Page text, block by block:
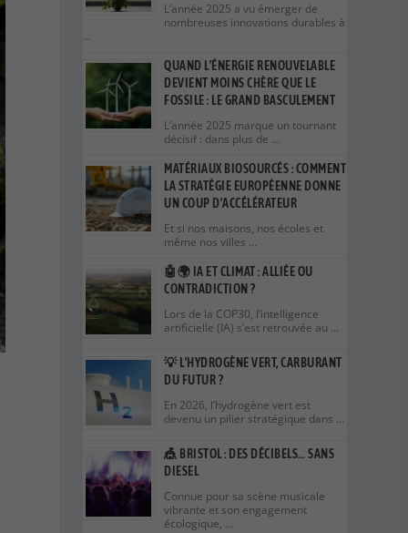
L’année 2025 a vu émerger de
nombreuses innovations durables à
…
QUAND L’ÉNERGIE RENOUVELABLE
DEVIENT MOINS CHÈRE QUE LE
FOSSILE : LE GRAND BASCULEMENT
L’année 2025 marque un tournant
décisif : dans plus de …
MATÉRIAUX BIOSOURCÉS : COMMENT
LA STRATÉGIE EUROPÉENNE DONNE
UN COUP D’ACCÉLÉRATEUR
Et si nos maisons, nos écoles et
même nos villes …
🤖🌍 IA ET CLIMAT : ALLIÉE OU
CONTRADICTION ?
Lors de la COP30, l’intelligence
artificielle (IA) s’est retrouvée au …
💡 L’HYDROGÈNE VERT, CARBURANT
DU FUTUR ?
En 2026, l’hydrogène vert est
devenu un pilier stratégique dans …
🎪 BRISTOL : DES DÉCIBELS… SANS
DIESEL
Connue pour sa scène musicale
vibrante et son engagement
écologique, …